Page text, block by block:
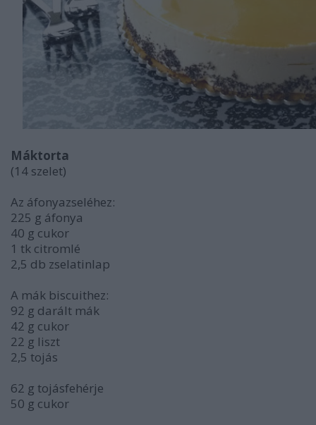
Máktorta
(14 szelet)
Az áfonyazseléhez:
225 g áfonya
40 g cukor
1 tk citromlé
2,5 db zselatinlap
A mák biscuithez:
92 g darált mák
42 g cukor
22 g liszt
2,5 tojás
62 g tojásfehérje
50 g cukor